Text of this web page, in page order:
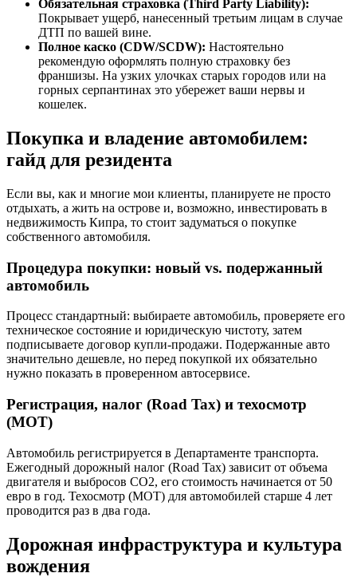
Обязательная страховка (Third Party Liability):
Покрывает ущерб, нанесенный третьим лицам в случае
ДТП по вашей вине.
Полное каско (CDW/SCDW): Настоятельно
рекомендую оформлять полную страховку без
франшизы. На узких улочках старых городов или на
горных серпантинах это убережет ваши нервы и
кошелек.
Покупка и владение автомобилем:
гайд для резидента
Если вы, как и многие мои клиенты, планируете не просто
отдыхать, а жить на острове и, возможно, инвестировать в
недвижимость Кипра, то стоит задуматься о покупке
собственного автомобиля.
Процедура покупки: новый vs. подержанный
автомобиль
Процесс стандартный: выбираете автомобиль, проверяете его
техническое состояние и юридическую чистоту, затем
подписываете договор купли-продажи. Подержанные авто
значительно дешевле, но перед покупкой их обязательно
нужно показать в проверенном автосервисе.
Регистрация, налог (Road Tax) и техосмотр
(MOT)
Автомобиль регистрируется в Департаменте транспорта.
Ежегодный дорожный налог (Road Tax) зависит от объема
двигателя и выбросов CO2, его стоимость начинается от 50
евро в год. Техосмотр (MOT) для автомобилей старше 4 лет
проводится раз в два года.
Дорожная инфраструктура и культура
вождения